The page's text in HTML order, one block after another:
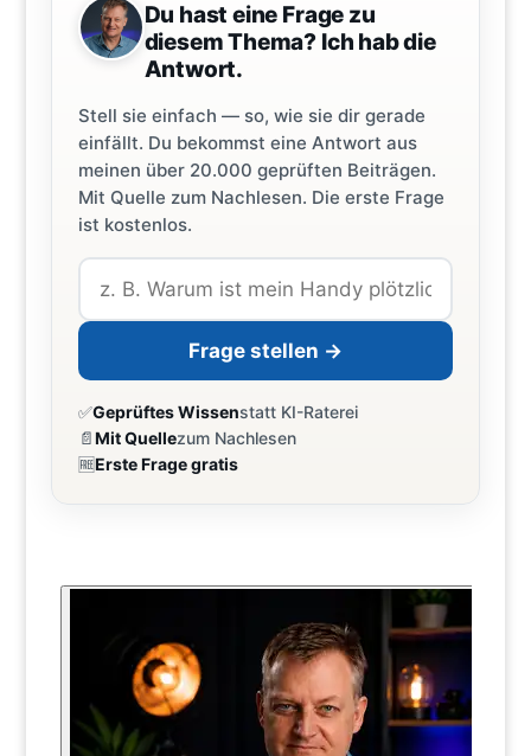
Du hast eine Frage zu
diesem Thema? Ich hab die
Antwort.
Stell sie einfach — so, wie sie dir gerade
einfällt. Du bekommst eine Antwort aus
meinen über 20.000 geprüften Beiträgen.
Mit Quelle zum Nachlesen. Die erste Frage
ist kostenlos.
Frage stellen →
✅Geprüftes Wissenstatt KI-Raterei
📄Mit Quellezum Nachlesen
🆓Erste Frage gratis